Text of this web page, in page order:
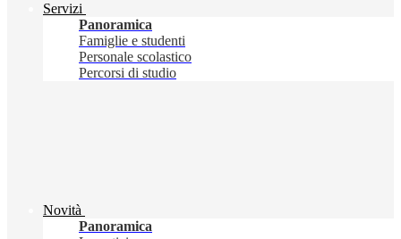
Servizi
Panoramica
Famiglie e studenti
Personale scolastico
Percorsi di studio
Novità
Panoramica